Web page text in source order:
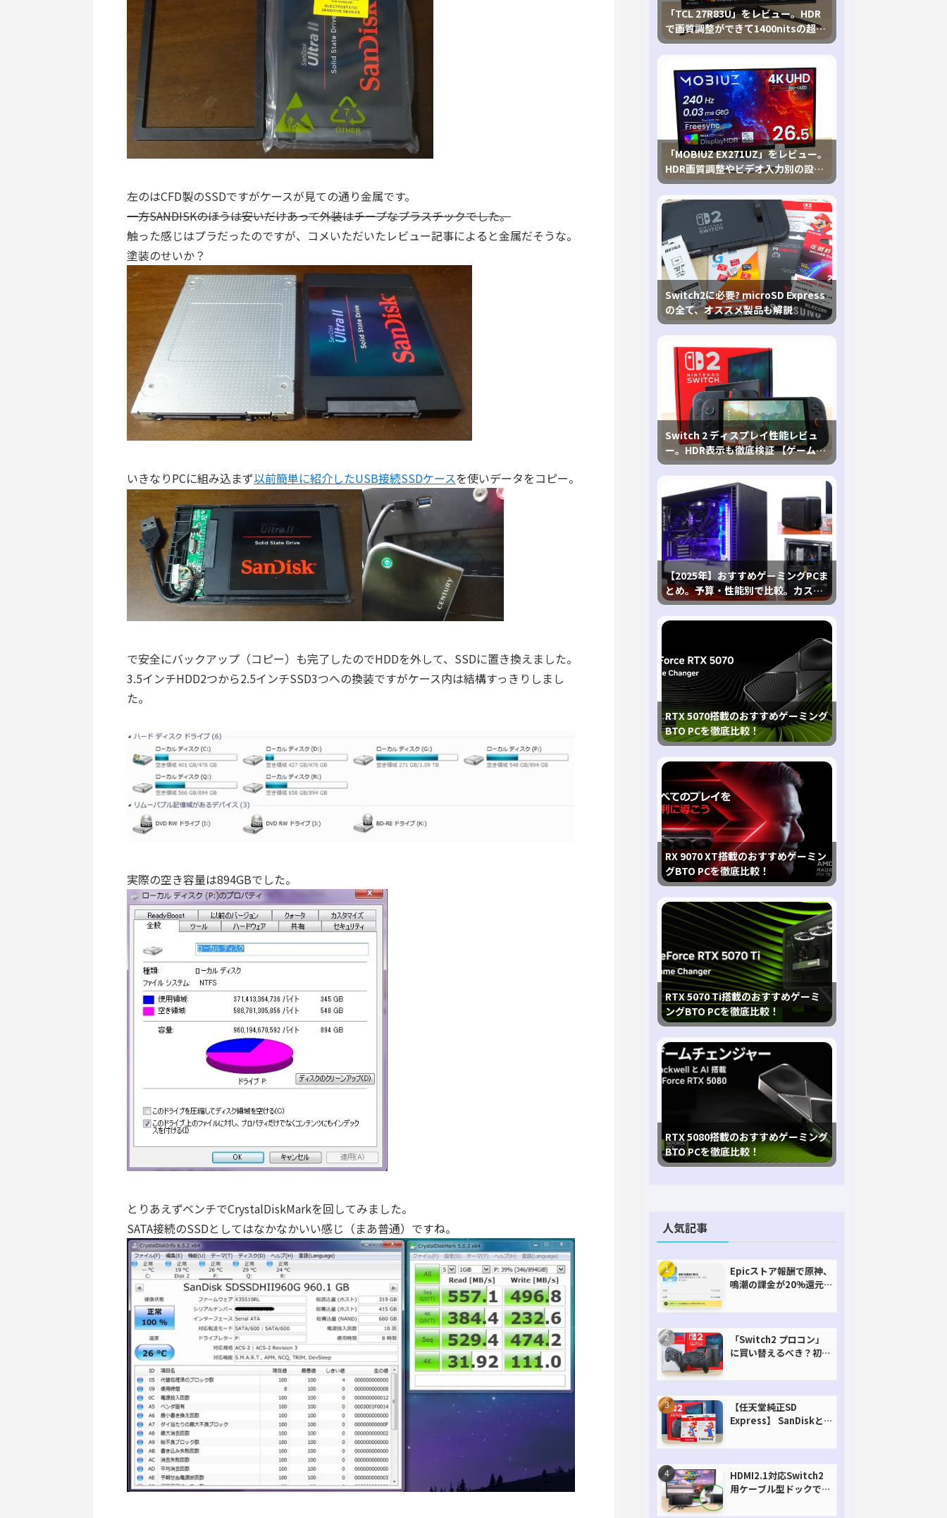
左のはCFD製のSSDですがケースが見ての通り金属です。
一方SANDISKのほうは安いだけあって外装はチープなプラスチックでした。
触った感じはプラだったのですが、コメいただいたレビュー記事によると金属だそうな。
塗装のせいか？
いきなりPCに組み込まず以前簡単に紹介したUSB接続SSDケースを使いデータをコピー。
で安全にバックアップ（コピー）も完了したのでHDDを外して、SSDに置き換えました。
3.5インチHDD2つから2.5インチSSD3つへの換装ですがケース内は結構すっきりしまし
た。
実際の空き容量は894GBでした。
とりあえずベンチでCrystalDiskMarkを回してみました。
SATA接続のSSDとしてはなかなかいい感じ（まあ普通）ですね。
「TCL 27R83U」をレビュー。HDR
で画質調整ができて1400nitsの超高
輝度も発揮！
「MOBIUZ EX271UZ」をレビュー。
HDR画質調整やビデオ入力別の設定
が可能な4K有機ELゲーミングモニタ
を徹底検証
Switch2に必要? microSD Express
の全て、オススメ製品も解説
Switch 2 ディスプレイ性能レビュ
ー。HDR表示も徹底検証 【ゲームに
おけるHDRの未来を切り開く1台！】
【2025年】おすすめゲーミングPCま
とめ。予算・性能別で比較。カスタ
マイズ指南も
RTX 5070搭載のおすすめゲーミング
BTO PCを徹底比較！
RX 9070 XT搭載のおすすめゲーミン
グBTO PCを徹底比較！
RTX 5070 Ti搭載のおすすめゲーミ
ングBTO PCを徹底比較！
RTX 5080搭載のおすすめゲーミング
BTO PCを徹底比較！
人気記事
Epicストア報酬で原神、
鳴潮の課金が20%還元
「Switch2 プロコン」
に買い替えるべき？初代
【任天堂純正SD
Express】 SanDiskと
HDMI2.1対応Switch2
用ケーブル型ドックで省